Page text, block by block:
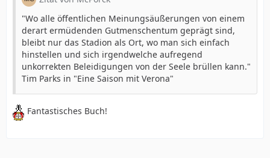
"Wo alle öffentlichen Meinungsäußerungen von einem
derart ermüdenden Gutmenschentum geprägt sind,
bleibt nur das Stadion als Ort, wo man sich einfach
hinstellen und sich irgendwelche aufregend
unkorrekten Beleidigungen von der Seele brüllen kann."
Tim Parks in "Eine Saison mit Verona"
Fantastisches Buch!